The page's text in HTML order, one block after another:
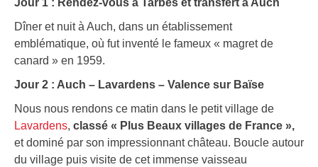
Jour 1 : Rendez-vous à Tarbes et transfert à Auch
Dîner et nuit à Auch, dans un établissement
emblématique, où fut inventé le fameux « magret de
canard » en 1959.
Jour 2 : Auch – Lavardens – Valence sur Baïse
Nous nous rendons ce matin dans le petit village de
Lavardens, classé « Plus Beaux villages de France »,
et dominé par son impressionnant château. Boucle autour
du village puis visite de cet immense vaisseau